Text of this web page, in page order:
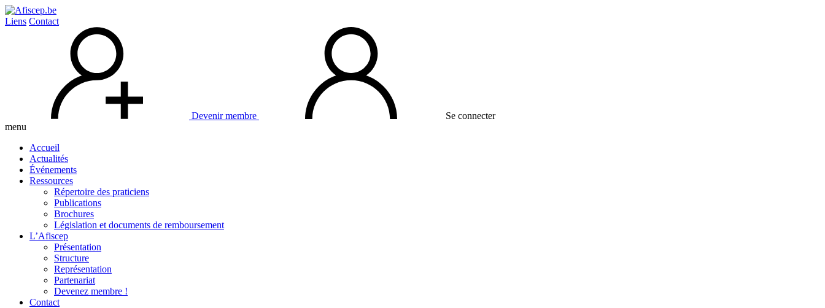
Liens Contact
Devenir membre
Se connecter
menu
Accueil
Actualités
Événements
Ressources
Répertoire des praticiens
Publications
Brochures
Législation et documents de remboursement
L’Afiscep
Présentation
Structure
Représentation
Partenariat
Devenez membre !
Contact